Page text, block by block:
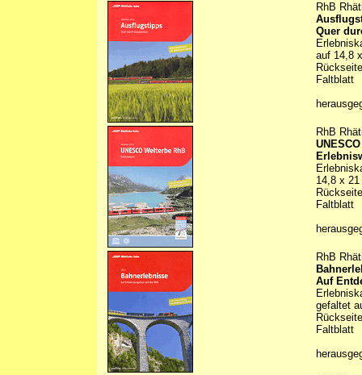
RhB
Quer
auf 14,8
Faltblatt
RhB
14,8 x
Faltblatt
RhB
Auf
gefaltet
Faltblatt